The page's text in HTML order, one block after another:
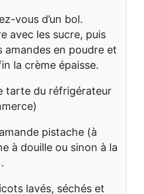
vous d’un bol.
avec les sucre, puis
amandes en poudre et
la crème épaisse.
tarte du réfrigérateur
pistache (à
à douille ou sinon à la
lavés, séchés et